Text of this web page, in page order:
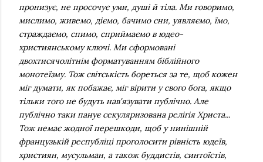
пронизує, не просочує уми, душі й тіла. Ми говоримо,
мислимо, живемо, діємо, бачимо сни, уявляємо, їмо,
страждаємо, спимо, сприймаємо в юдео-
християнському ключі. Ми сформовані
двохтисячолітнім форматуванням біблійного
монотеїзму. Тож світськість бореться за те, щоб кожен
міг думати, як побажає, міг вірити у свого бога, якщо
тільки того не будуть нав'язувати публічно. Але
публічно таки панує секуляризована релігія Христа...
Тож немає жодної перешкоди, щоб у нинішній
французькій республіці проголосити рівність юдеїв,
християн, мусульман, а також буддистів, синтоїстів,